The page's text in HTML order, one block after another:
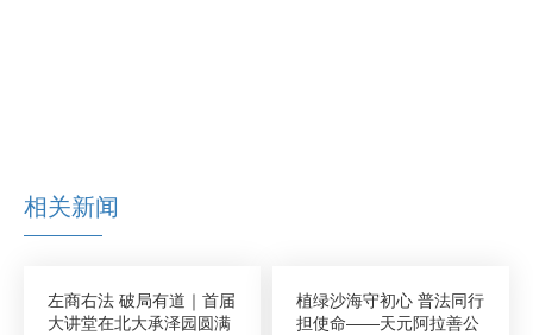
相关新闻
左商右法 破局有道｜首届
大讲堂在北大承泽园圆满
植绿沙海守初心 普法同行
担使命——天元阿拉善公